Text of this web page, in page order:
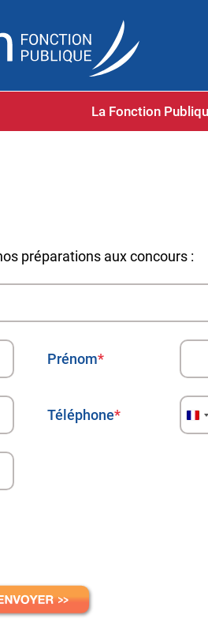
La Fonction
préparations aux concours :
Prénom*
Téléphone*